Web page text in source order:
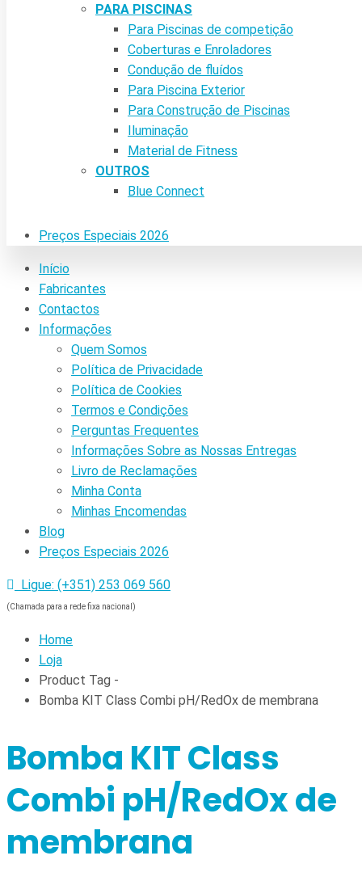
PARA PISCINAS
Para Piscinas de competição
Coberturas e Enroladores
Condução de fluídos
Para Piscina Exterior
Para Construção de Piscinas
Iluminação
Material de Fitness
OUTROS
Blue Connect
Preços Especiais 2026
Início
Fabricantes
Contactos
Informações
Quem Somos
Política de Privacidade
Política de Cookies
Termos e Condições
Perguntas Frequentes
Informações Sobre as Nossas Entregas
Livro de Reclamações
Minha Conta
Minhas Encomendas
Blog
Preços Especiais 2026
Ligue: (+351) 253 069 560
(Chamada para a rede fixa nacional)
Home
Loja
Product Tag -
Bomba KIT Class Combi pH/RedOx de membrana
Bomba KIT Class
Combi pH/RedOx de
membrana